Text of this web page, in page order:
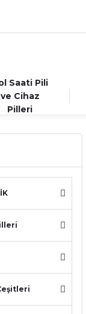
Saati Pili
ve Cihaz
Pilleri